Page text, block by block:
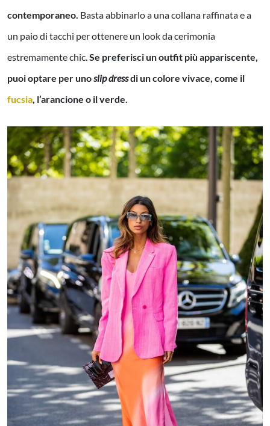
contemporaneo. Basta abbinarlo a una collana raffinata e a
un paio di tacchi per ottenere un look da cerimonia
estremamente chic.Se preferisci un outfit più appariscente,
puoi optare per unoslip dressdi un colore vivace, come il
fucsia, l’arancione o il verde.